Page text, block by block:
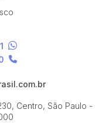
Centro, São Paulo -